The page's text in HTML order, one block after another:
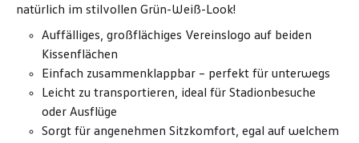
natürlich im stilvollen Grün-Weiß-Look!
Auffälliges, großflächiges Vereinslogo auf beiden
Kissenflächen
Einfach zusammenklappbar – perfekt für unterwegs
Leicht zu transportieren, ideal für Stadionbesuche
oder Ausflüge
Sorgt für angenehmen Sitzkomfort, egal auf welchem